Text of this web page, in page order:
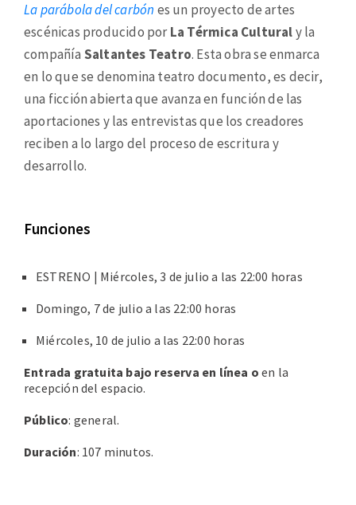
La parábola del carbón es un proyecto de artes
escénicas producido porLa Térmica Culturaly la
compañía Saltantes Teatro. Esta obra se enmarca
en lo que se denomina teatro documento, es decir,
una ficción abierta que avanza en función de las
aportaciones y las entrevistas que los creadores
reciben a lo largo del proceso de escritura y
desarrollo.
Funciones
ESTRENO | Miércoles, 3 de julio a las 22:00 horas
Domingo, 7 de julio a las 22:00 horas
Miércoles, 10 de julio a las 22:00 horas
Entrada gratuita bajo reserva en línea oen la
recepción del espacio.
Público: general.
Duración: 107 minutos.